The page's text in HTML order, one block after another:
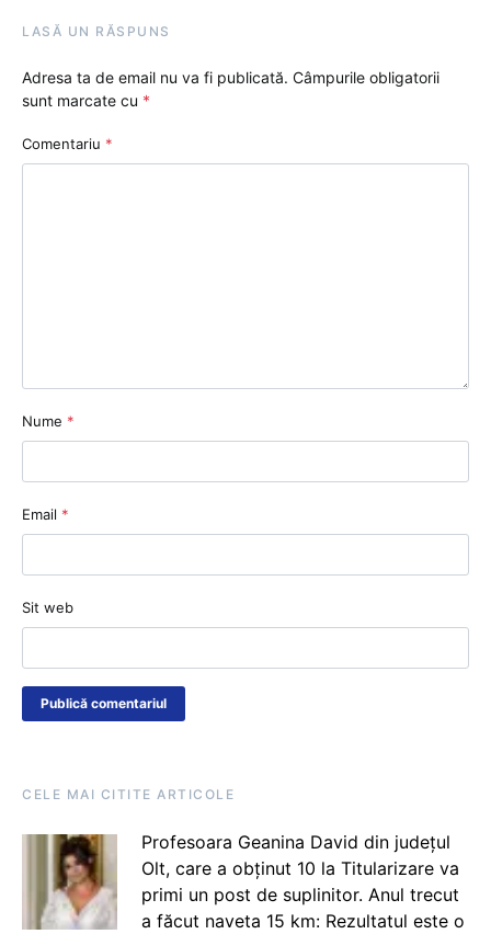
LASĂ UN RĂSPUNS
Adresa ta de email nu va fi publicată. Câmpurile obligatorii
sunt marcate cu *
Comentariu *
Nume *
Email *
Sit web
CELE MAI CITITE ARTICOLE
Profesoara Geanina David din județul
Olt, care a obținut 10 la Titularizare va
primi un post de suplinitor. Anul trecut
a făcut naveta 15 km: Rezultatul este o